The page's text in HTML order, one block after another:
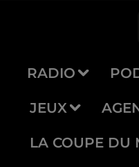
RADIO
JEUX
LA COUPE DU